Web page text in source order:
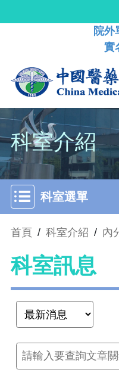
院外
實
科室介紹
科室選單
首頁 / 科室介紹 / 內
科室訊息